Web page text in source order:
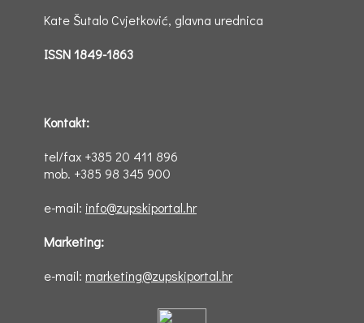
Kate Šutalo Cvjetković, glavna urednica
ISSN 1849-1863
Kontakt:
tel/fax +385 20 411 896
mob. +385 98 345 900
e-mail: info@zupskiportal.hr
Marketing:
e-mail: marketing@zupskiportal.hr